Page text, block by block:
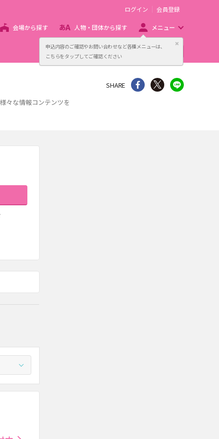
申込内容のご確認やお問い合わせなど各種メニューは、
こちらをタップしてご確認ください
閉じる
ログイン 会員登録
会場から探す 人物・団体から探す メニュー
主催者向け販売サービス
々な情報コンテンツを
SHARE シェア Twitter